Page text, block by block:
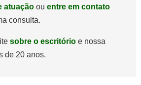
atuação ou entre em contato
consulta.
sobre o escritório e nossa
de 20 anos.